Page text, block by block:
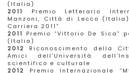
(Italia)
2011 Premio Letterario
Manzoni, Città di Lecco
Carriera 2011”
2011 Premio “Vittorio De Sica”
(Italia)
2012 Riconoscimento della
Amici dell’Università
scientifico e culturale
2012 Premio Internazionale